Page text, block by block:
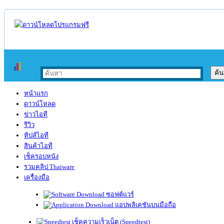
หน้าแรก
ดาวน์โหลด
ข่าวไอที
รีวิว
ทิปส์ไอที
สินค้าไอที
เช็ครอบหนัง
รวมคลิป Thaiware
เครื่องมือ
ซอฟต์แวร์
แอปพลิเคชันบนมือถือ
เช็คความเร็วเน็ต (Speedtest)